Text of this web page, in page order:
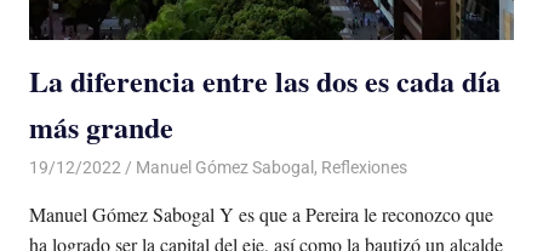
La diferencia entre las dos es cada día
más grande
19/12/2022 De todo un Poco
Manuel Gómez Sabogal , Reflexiones
Manuel Gómez Sabogal Y es que a Pereira le reconozco que
ha logrado ser la capital del eje, así como la bautizó un alcalde